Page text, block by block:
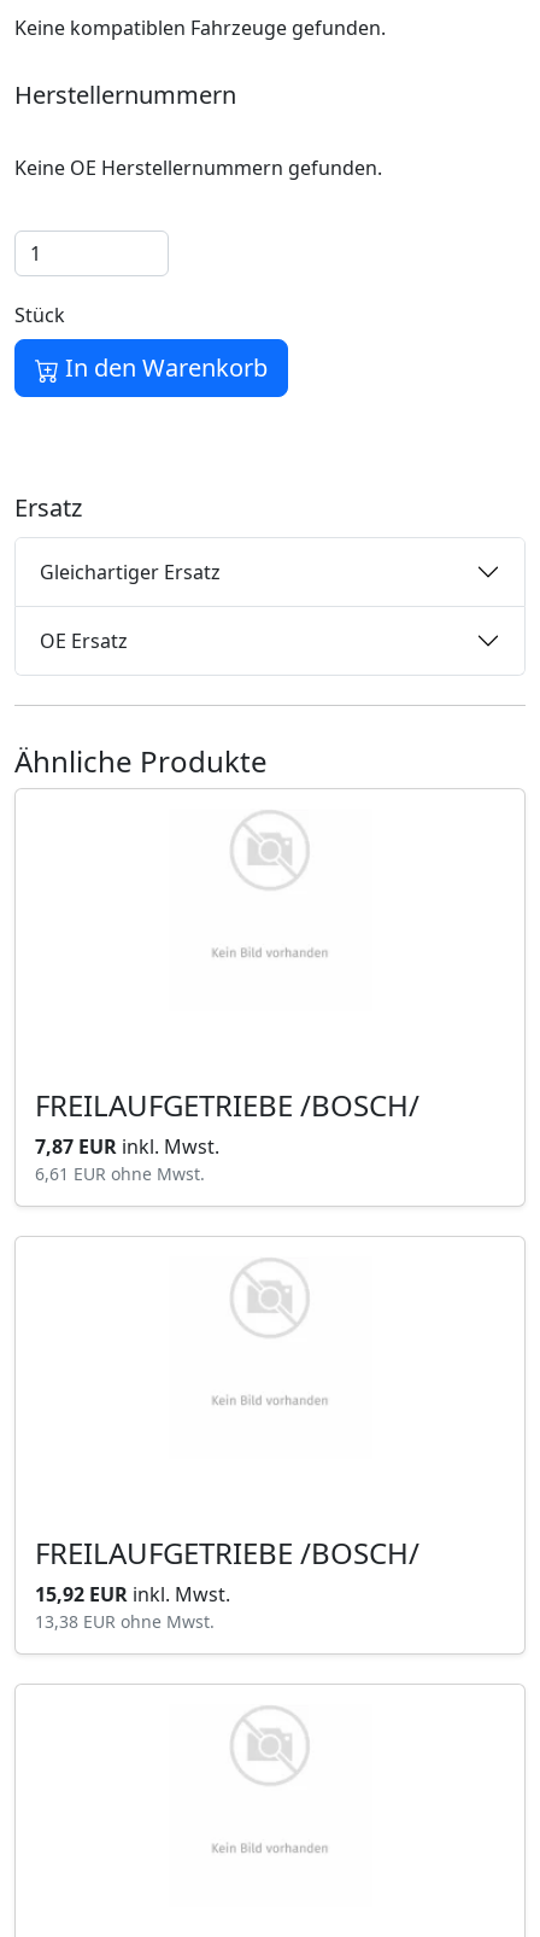
Keine kompatiblen Fahrzeuge gefunden.
Herstellernummern
Keine OE Herstellernummern gefunden.
Stück
In den Warenkorb
Ersatz
Gleichartiger Ersatz
OE Ersatz
Ähnliche Produkte
FREILAUFGETRIEBE /BOSCH/
7,87 EUR inkl. Mwst.
6,61 EUR ohne Mwst.
FREILAUFGETRIEBE /BOSCH/
15,92 EUR inkl. Mwst.
13,38 EUR ohne Mwst.